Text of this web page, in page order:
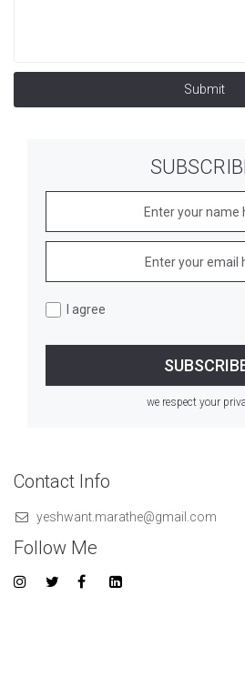
Submit
I agree
we respect your
Contact Info
yeshwant.marathe@gmail.com
Follow Me